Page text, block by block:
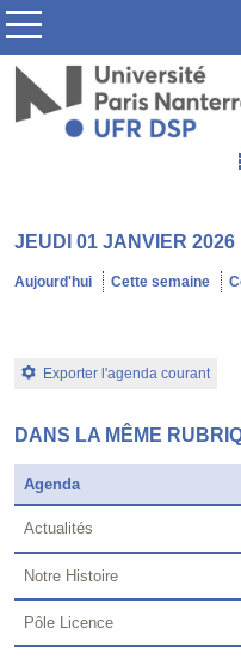
JEUDI 01 JANVIER 2026
Aujourd'hui Cette semaine
Exporter l'agenda courant
DANS LA MÊME
Agenda
Actualités
Notre Histoire
Pôle Licence